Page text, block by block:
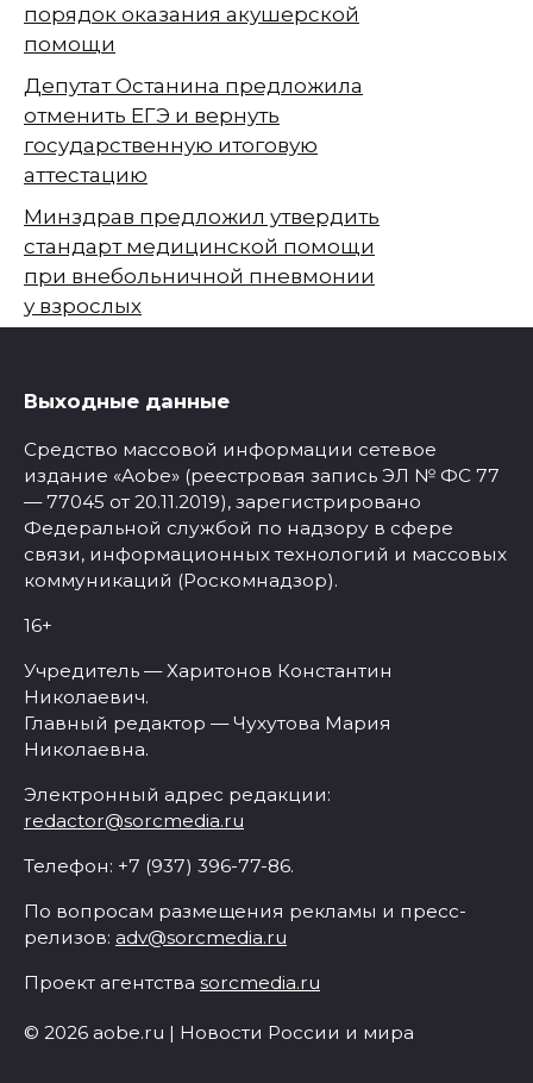
порядок оказания акушерской
помощи
Депутат Останина предложила
отменить ЕГЭ и вернуть
государственную итоговую
аттестацию
Минздрав предложил утвердить
стандарт медицинской помощи
при внебольничной пневмонии
у взрослых
Выходные данные
Средство массовой информации сетевое
издание «Aobe» (реестровая запись ЭЛ № ФС 77
— 77045 от 20.11.2019), зарегистрировано
Федеральной службой по надзору в сфере
связи, информационных технологий и массовых
коммуникаций (Роскомнадзор).
16+
Учредитель — Харитонов Константин
Николаевич.
Главный редактор — Чухутова Мария
Николаевна.
Электронный адрес редакции:
redactor@sorcmedia.ru
Телефон: +7 (937) 396-77-86.
По вопросам размещения рекламы и пресс-
релизов: adv@sorcmedia.ru
Проект агентства sorcmedia.ru
© 2026 aobe.ru | Новости России и мира